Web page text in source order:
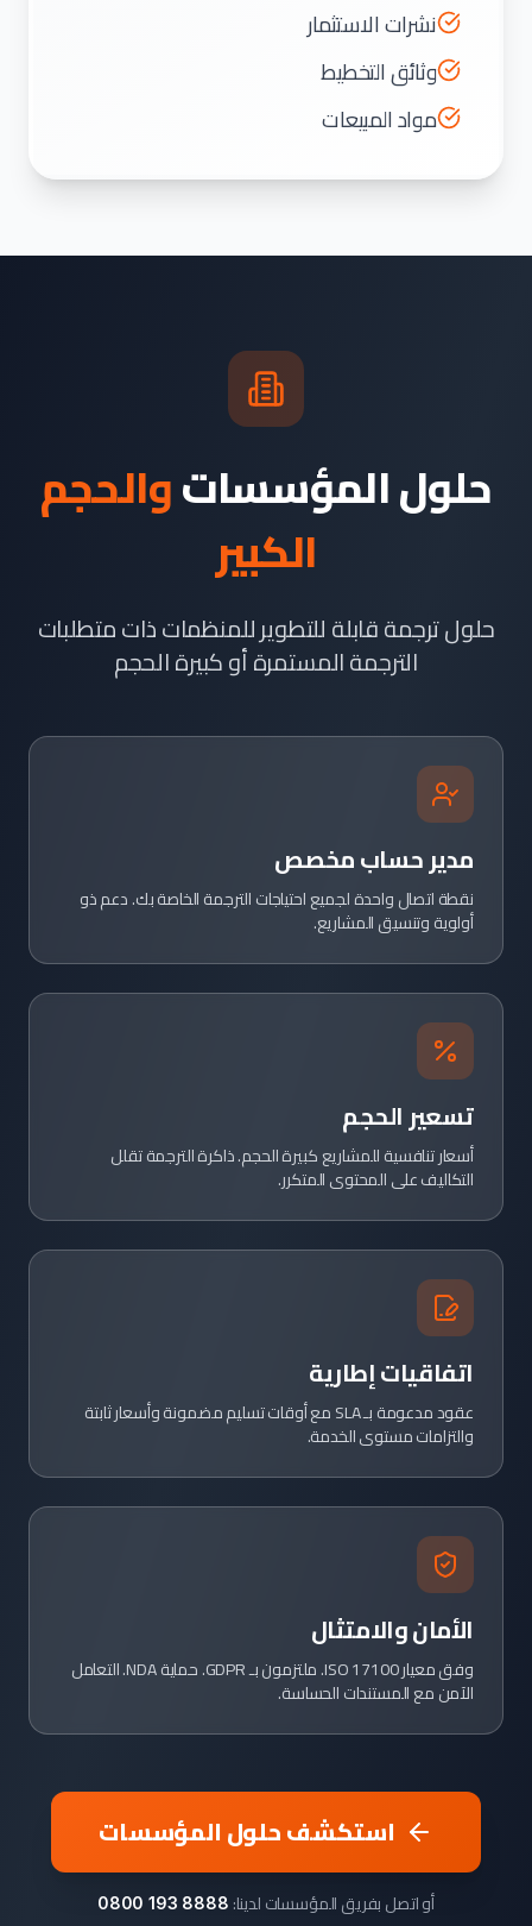
نشرات الاستثمار
وثائق التخطيط
مواد المبيعات
حلول المؤسساتوالحجم
الكبير
حلول ترجمة قابلة للتطوير للمنظمات ذات متطلبات
الترجمة المستمرة أو كبيرة الحجم
مدير حساب مخصص
نقطة اتصال واحدة لجميع احتياجات الترجمة الخاصة بك. دعم ذو
أولوية وتنسيق المشاريع.
تسعير الحجم
أسعار تنافسية للمشاريع كبيرة الحجم. ذاكرة الترجمة تقلل
التكاليف على المحتوى المتكرر.
اتفاقيات إطارية
عقود مدعومة بـ SLA مع أوقات تسليم مضمونة وأسعار ثابتة
والتزامات مستوى الخدمة.
الأمان والامتثال
وفق معيار ISO 17100. ملتزمون بـ GDPR. حماية NDA. التعامل
الآمن مع المستندات الحساسة.
استكشف حلول المؤسسات
أو اتصل بفريق المؤسسات لدينا: 0800 193 8888